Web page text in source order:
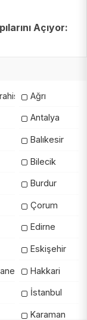
Açıyor:
Ağrı
Antalya
Balıkesir
Bilecik
Burdur
Çorum
Edirne
Eskişehir
Hakkari
İstanbul
Karaman